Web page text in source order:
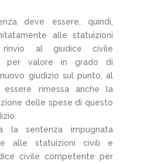
deve essere, quindi,
alle statuizioni
al giudice civile
per valore in grado di
giudizio sul punto, al
rimessa anche la
delle spese di questo
la sentenza impugnata
alle statuizioni civili e
civile competente per